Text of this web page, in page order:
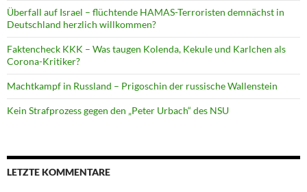
Überfall auf Israel – flüchtende HAMAS-Terroristen demnächst in
Deutschland herzlich willkommen?
Faktencheck KKK – Was taugen Kolenda, Kekule und Karlchen als
Corona-Kritiker?
Machtkampf in Russland – Prigoschin der russische Wallenstein
Kein Strafprozess gegen den „Peter Urbach“ des NSU
LETZTE KOMMENTARE